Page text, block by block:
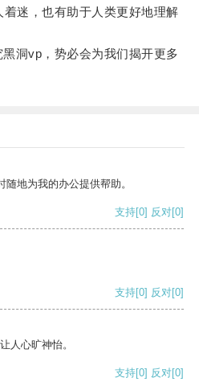
迷，也有助于人类更好地理解
vp，势必会为我们揭开更多
地为我的办公提供帮助。
支持[0] 反对[0]
支持[0] 反对[0]
人心旷神怡。
支持[0] 反对[0]